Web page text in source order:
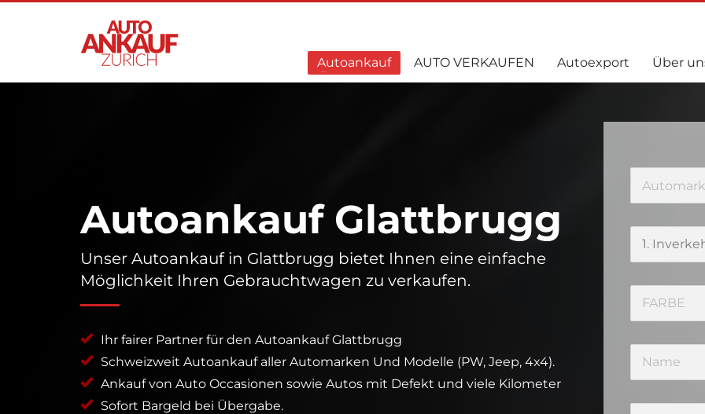
Autoankauf AUTO VERKAUFEN Autoexport Über
Autoankauf Glattbrugg
Unser Autoankauf in Glattbrugg bietet Ihnen eine einfache
Möglichkeit Ihren Gebrauchtwagen zu verkaufen.
Ihr fairer Partner für den Autoankauf Glattbrugg
Schweizweit Autoankauf aller Automarken Und Modelle (PW, Jeep, 4x4).
Ankauf von Auto Occasionen sowie Autos mit Defekt und viele Kilometer
Sofort Bargeld bei Übergabe.